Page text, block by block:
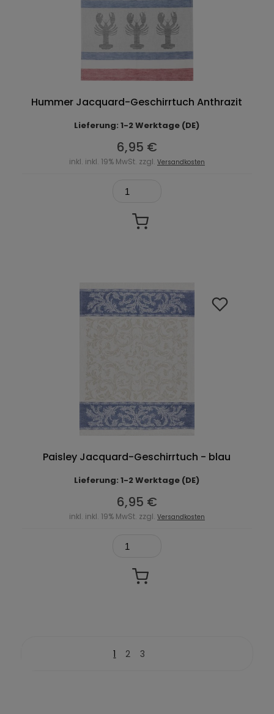
Hummer Jacquard-Geschirrtuch Anthrazit
Lieferung: 1-2 Werktage (DE)
6,95 €
inkl. inkl. 19% MwSt. zzgl. Versandkosten
Paisley Jacquard-Geschirrtuch - blau
Lieferung: 1-2 Werktage (DE)
6,95 €
inkl. inkl. 19% MwSt. zzgl. Versandkosten
1 2 3